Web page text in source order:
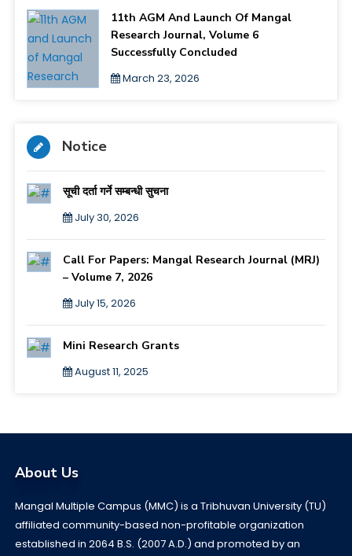
11th AGM And Launch Of Mangal
Research Journal, Volume 6
Successfully Concluded
March 23, 2026
Notice
सूची दर्ता गर्ने सम्बन्धी सुचना
July 30, 2026
Call For Papers: Mangal Research Journal (MRJ)
– Volume 7, 2026
July 15, 2026
Mini Research Grants
August 11, 2025
About Us
Mangal Multiple Campus (MMC) is a Tribhuvan University (TU)
affiliated community-based non-profitable organization
established in 2064 B.S. (2007 A.D.) and promoted by an